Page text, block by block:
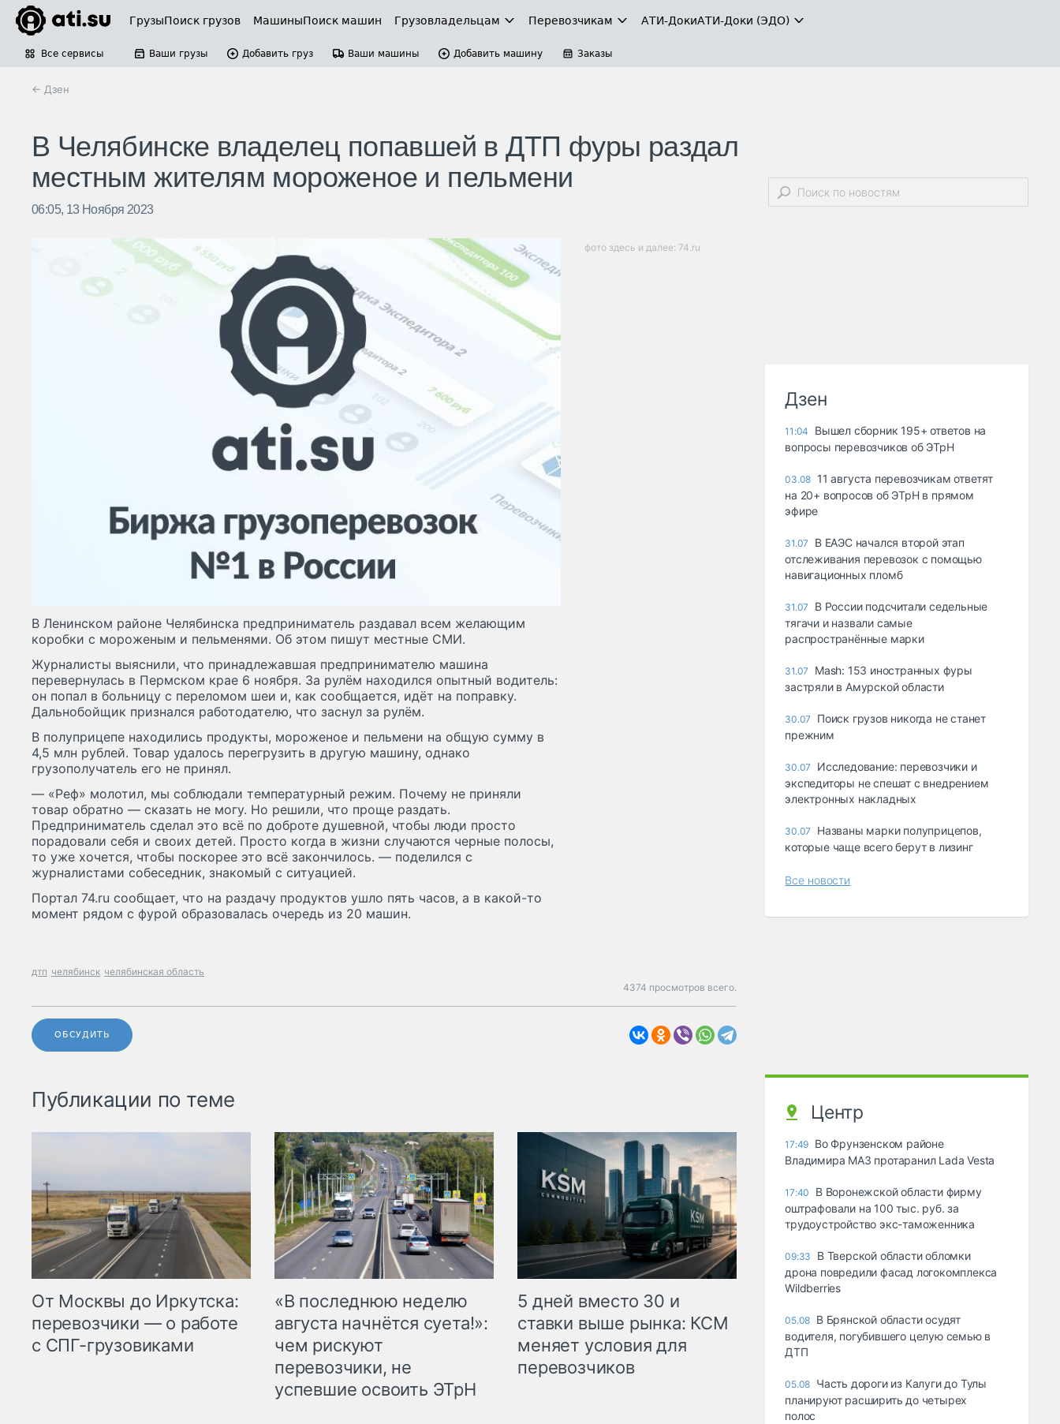
ГрузыПоиск грузов МашиныПоиск машин Грузовладельцам Перевозчикам АТИ-ДокиАТИ-Доки (ЭДО)
Все сервисы Ваши грузы Добавить груз Ваши машины Добавить машину Заказы
← Дзен
В Челябинске владелец попавшей в ДТП фуры раздал
местным жителям мороженое и пельмени
06:05, 13 Ноября 2023
фото здесь и далее: 74.ru
В Ленинском районе Челябинска предприниматель раздавал всем желающим
коробки с мороженым и пельменями. Об этом пишут местные СМИ.
Журналисты выяснили, что принадлежавшая предпринимателю машина
перевернулась в Пермском крае 6 ноября. За рулём находился опытный водитель:
он попал в больницу с переломом шеи и, как сообщается, идёт на поправку.
Дальнобойщик признался работодателю, что заснул за рулём.
В полуприцепе находились продукты, мороженое и пельмени на общую сумму в
4,5 млн рублей. Товар удалось перегрузить в другую машину, однако
грузополучатель его не принял.
— «Реф» молотил, мы соблюдали температурный режим. Почему не приняли
товар обратно — сказать не могу. Но решили, что проще раздать.
Предприниматель сделал это всё по доброте душевной, чтобы люди просто
порадовали себя и своих детей. Просто когда в жизни случаются черные полосы,
то уже хочется, чтобы поскорее это всё закончилось. — поделился с
журналистами собеседник, знакомый с ситуацией.
Портал 74.ru сообщает, что на раздачу продуктов ушло пять часов, а в какой-то
момент рядом с фурой образовалась очередь из 20 машин.
дтп челябинск челябинская область
4374 просмотров всего.
ОБСУДИТЬ
Публикации по теме
От Москвы до Иркутска:
перевозчики — о работе
с СПГ-грузовиками
«В последнюю неделю
августа начнётся суета!»:
чем рискуют
перевозчики, не
успевшие освоить ЭТрН
5 дней вместо 30 и
ставки выше рынка: КСМ
меняет условия для
перевозчиков
Дзен
11:04
Вышел сборник 195+ ответов на
вопросы перевозчиков об ЭТрН
03.08 11 августа перевозчикам ответят
на 20+ вопросов об ЭТрН в прямом
эфире
31.07
В ЕАЭС начался второй этап
отслеживания перевозок с помощью
навигационных пломб
31.07
В России подсчитали седельные
тягачи и назвали самые
распространённые марки
31.07
Mash: 153 иностранных фуры
застряли в Амурской области
30.07
Поиск грузов никогда не станет
прежним
30.07
Исследование: перевозчики и
экспедиторы не спешат с внедрением
электронных накладных
30.07
Названы марки полуприцепов,
которые чаще всего берут в лизинг
Все новости
Центр
17:49 Во Фрунзенском районе
Владимира МАЗ протаранил Lada Vesta
17:40
В Воронежской области фирму
оштрафовали на 100 тыс. руб. за
трудоустройство экс-таможенника
09:33
В Тверской области обломки
дрона повредили фасад логокомплекса
Wildberries
05.08 В Брянской области осудят
водителя, погубившего целую семью в
ДТП
05.08 Часть дороги из Калуги до Тулы
планируют расширить до четырех
полос